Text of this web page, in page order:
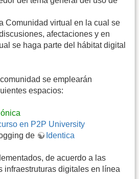
Comunidad virtual en la cual se
afectaciones y en
se haga parte del hábitat digital
se emplearán
espacios:
en P2P University
de
Identica
de acuerdo a las
infraestruturas digitales en línea